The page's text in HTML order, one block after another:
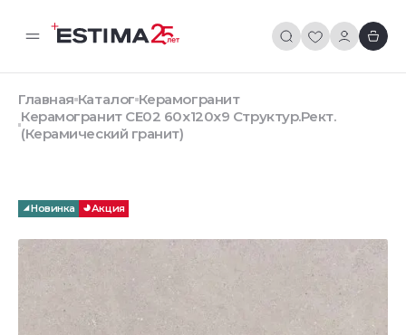
Главная Каталог Керамогранит
Керамогранит CE02 60x120x9 Структур.Рект.
(Керамический гранит)
Новинка Акция